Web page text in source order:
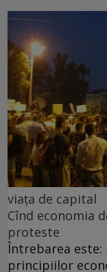
viața de capital
Cînd economia
proteste
Întrebarea este:
principiilor